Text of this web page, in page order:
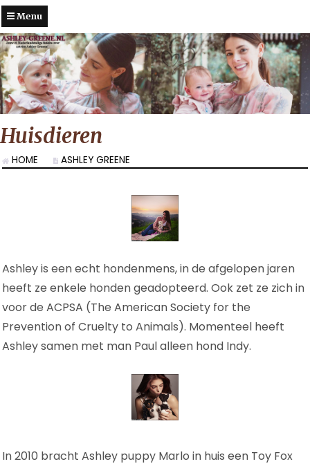
Menu
Huisdieren
HOME ASHLEY GREENE
Ashley is een echt hondenmens, in de afgelopen jaren
heeft ze enkele honden geadopteerd. Ook zet ze zich in
voor de ACPSA (The American Society for the
Prevention of Cruelty to Animals). Momenteel heeft
Ashley samen met man Paul alleen hond Indy.
In 2010 bracht Ashley puppy Marlo in huis een Toy Fox